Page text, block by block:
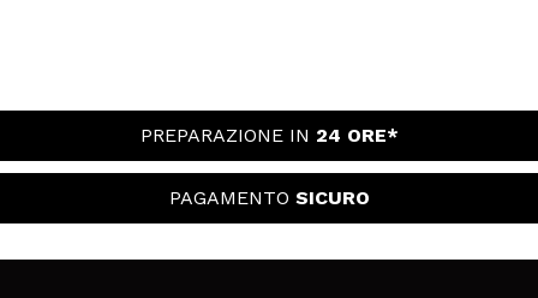
PREPARAZIONE IN 24 ORE*
PAGAMENTO SICURO